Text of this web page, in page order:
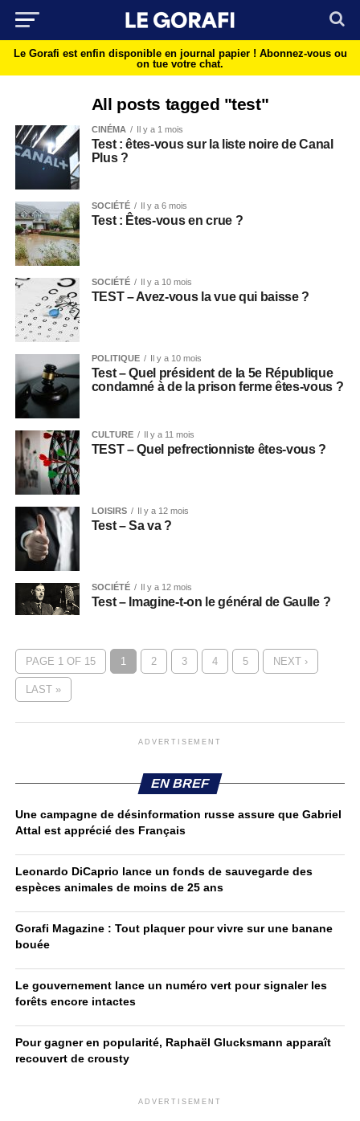
Le Gorafi est enfin disponible en journal papier ! Abonnez-vous ou
on tue votre chat.
All posts tagged "test"
CINÉMA Il y a 1 mois
Test : êtes-vous sur la liste noire de Canal
Plus ?
SOCIÉTÉ Il y a 6 mois
Test : Êtes-vous en crue ?
SOCIÉTÉ Il y a 10 mois
TEST – Avez-vous la vue qui baisse ?
POLITIQUE Il y a 10 mois
Test – Quel président de la 5e République
condamné à de la prison ferme êtes-vous ?
CULTURE Il y a 11 mois
TEST – Quel pefrectionniste êtes-vous ?
LOISIRS Il y a 12 mois
Test – Sa va ?
SOCIÉTÉ Il y a 12 mois
Test – Imagine-t-on le général de Gaulle ?
PAGE 1 OF 15 1 2 3 4 5 NEXT ›
LAST »
ADVERTISEMENT
EN BREF
Une campagne de désinformation russe assure que Gabriel
Attal est apprécié des Français
Leonardo DiCaprio lance un fonds de sauvegarde des
espèces animales de moins de 25 ans
Gorafi Magazine : Tout plaquer pour vivre sur une banane
bouée
Le gouvernement lance un numéro vert pour signaler les
forêts encore intactes
Pour gagner en popularité, Raphaël Glucksmann apparaît
recouvert de crousty
ADVERTISEMENT